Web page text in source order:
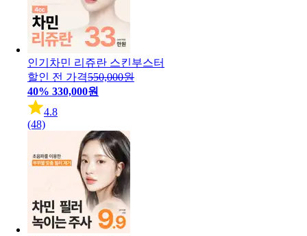
인기 차민 리쥬란 스킨부스터
할인 전 가격550,000원
40% 330,000원
4.8
(48)